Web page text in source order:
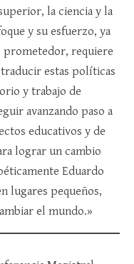
la ciencia y la
y su esfuerzo, ya
prometedor, requiere
estas políticas
y trabajo de
avanzando paso a
educativos y de
lograr un cambio
Eduardo
lugares pequeños,
el mundo.»